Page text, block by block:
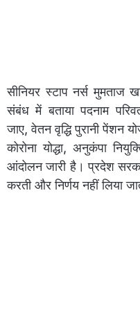
सीनियर स्टाप नर्स मुमताज
संबंध में बताया पदनाम
जाए, वेतन वृद्धि पुरानी पेंशन
कोरोना योद्धा, अनुकंपा
आंदोलन जारी है। प्रदेश
करती और निर्णय नहीं लिया